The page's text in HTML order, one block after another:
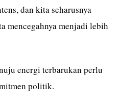
dan kita seharusnya
mencegahnya menjadi lebih
energi terbarukan perlu
politik.